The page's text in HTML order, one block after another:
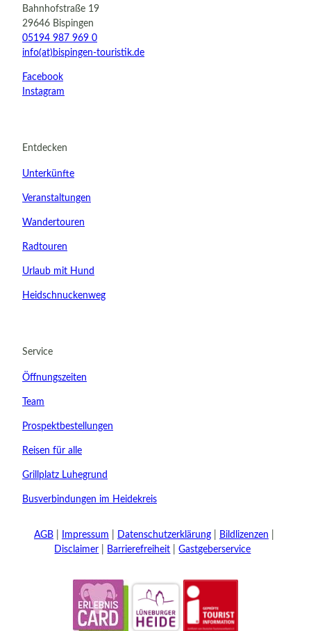
Kinder
Bahnhofstraße 19
29646 Bispingen
05194 987 969 0
info(at)bispingen-touristik.de
Facebook
Instagram
Entdecken
Unterkünfte
Veranstaltungen
Wandertouren
Radtouren
Urlaub mit Hund
Heidschnuckenweg
Service
Öffnungszeiten
Team
Prospektbestellungen
Reisen für alle
Grillplatz Luhegrund
Busverbindungen im Heidekreis
AGB Impressum Datenschutzerklärung
Bildlizenzen
Disclaimer
Barrierefreiheit Gastgeberservice